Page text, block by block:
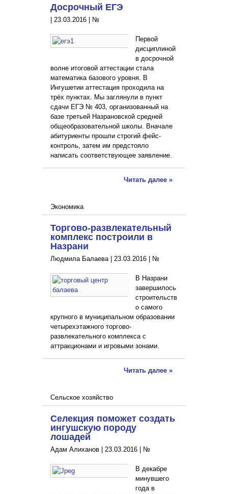
Досрочный ЕГЭ
23.03.2016 №
Первой
дисциплиной
в досрочной
волне итоговой аттестации стала
математика базового уровня. В
Ингушетии аттестация проходила на
трёх пунктах. Мы заглянули в пункт
сдачи ЕГЭ № 403, организованный на
базе третьей Назрановской средней
общеобразовательной школы. Вначале
абитуриенты прошли строгий фейс-
контроль, затем им предстояло
написать соответствующее заявление.
Читать далее »
Экономика
Торгово-развлекательный
комплекс построили в
Назрани
Людмила Балаева | 23.03.2016 №
В Назрани
завершилось
строительств
о самого
крупного в муниципальном образовании
четырехэтажного торгово-
развлекательного комплекса с
аттракционами и игровыми зонами.
Читать далее »
Сельское хозяйство
Селекция поможет создать
ингушскую породу
лошадей
Адам Алиханов | 23.03.2016 №
В декабре
минувшего
года в